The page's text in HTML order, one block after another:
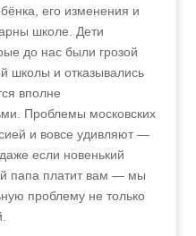
его изменения и
школе. Дети
до нас были грозой
школы и отказывались
вполне
Проблемы московских
и вовсе удивляют —
если новенький
папа платит вам — мы
проблему не только